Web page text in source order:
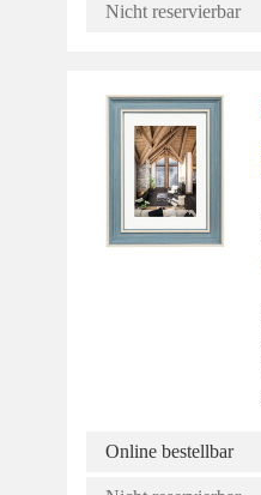
Nicht reservierbar
Online bestellbar